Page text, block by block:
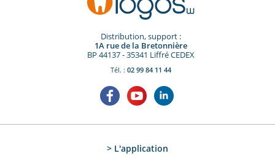
Distribution, support :
1A rue de la Bretonnière
BP 44137 - 35341 Liffré CEDEX
Tél. : 02 99 84 11 44
> L'application